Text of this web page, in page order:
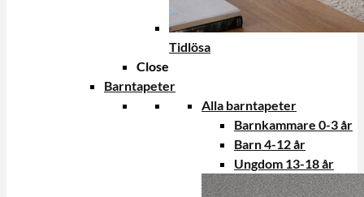
Tidlösa
Close
Barntapeter
Alla barntapeter
Barnkammare 0-3 år
Barn 4-12 år
Ungdom 13-18 år